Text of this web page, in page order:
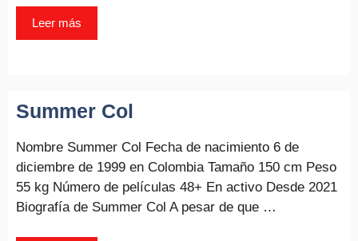
Leer más
Summer Col
Nombre Summer Col Fecha de nacimiento 6 de
diciembre de 1999 en Colombia Tamaño 150 cm Peso
55 kg Número de películas 48+ En activo Desde 2021
Biografía de Summer Col A pesar de que …